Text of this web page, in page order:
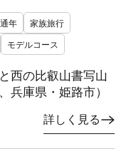
通年
家族旅行
モデルコース
西の比叡山書写山
兵庫県・姫路市）
詳しく見る